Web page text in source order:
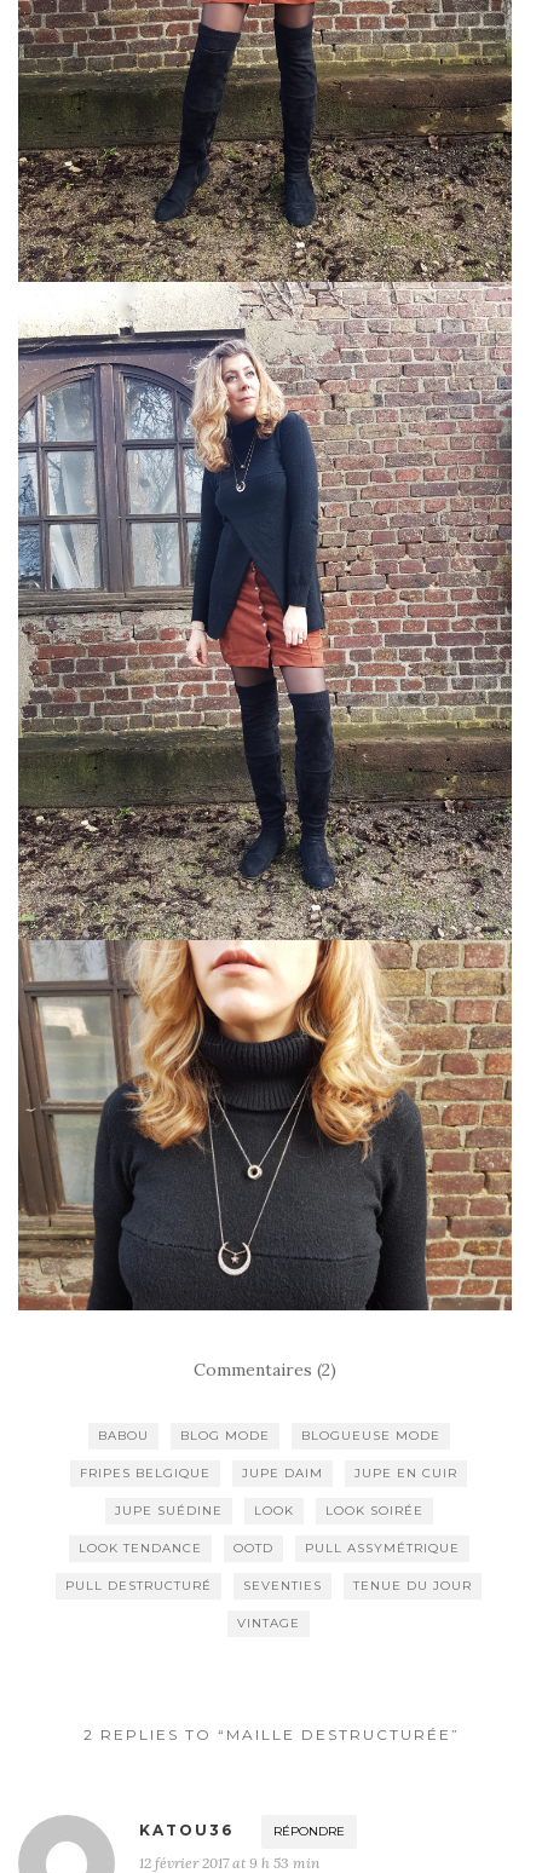
Commentaires (2)
BABOU BLOG MODE BLOGUEUSE MODE
FRIPES BELGIQUE JUPE DAIM JUPE EN CUIR
JUPE SUÉDINE LOOK LOOK SOIRÉE
LOOK TENDANCE OOTD PULL ASSYMÉTRIQUE
PULL DESTRUCTURÉ SEVENTIES TENUE DU JOUR
VINTAGE
2 REPLIES TO “MAILLE DESTRUCTURÉE”
KATOU36 RÉPONDRE
12 février 2017 at 9 h 53 min